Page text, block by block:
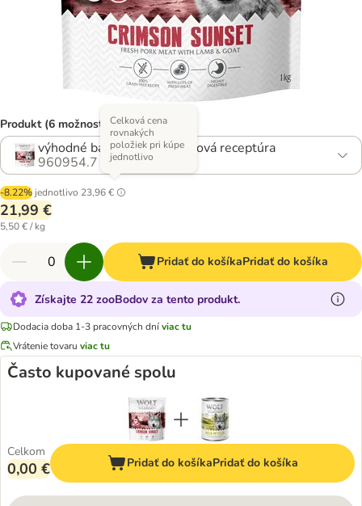
Produkt (6 možností)
výhodné balenie: 4 x 1 kg nová receptúra
960954.7
-8.22% jednotlivo 23,96 €
Celková cena
rovnakých
položiek pri kúpe
jednotlivo
21,99 €
5,50 € / kg
Pridať do košíkaPridať do košíka
Získajte 22 zooBodov za tento produkt.
Dodacia doba 1-3 pracovných dníviac tu
Vrátenie tovaru viac tu
Často kupované spolu
Celkom
0,00 € Pridať do košíkaPridať do košíka